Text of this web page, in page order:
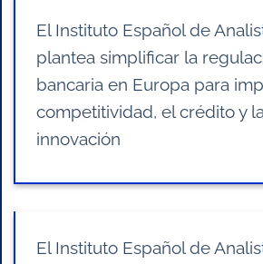
El Instituto Español de
plantea simplificar la
bancaria en Europa para
competitividad, el crédito y la
innovación
El Instituto Español de